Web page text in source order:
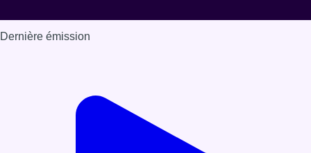
Dernière émission